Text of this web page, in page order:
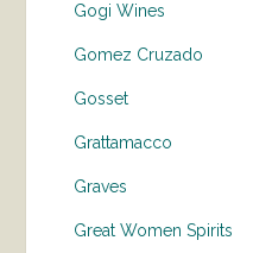
Gogi Wines
Gomez Cruzado
Gosset
Grattamacco
Graves
Great Women Spirits